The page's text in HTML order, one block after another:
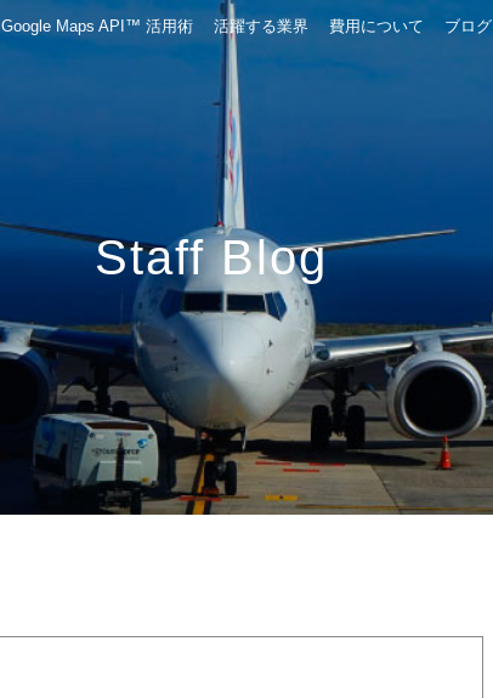
Staff Blog
Google Maps API™ 活用術 活躍する業界 費用について ブログ